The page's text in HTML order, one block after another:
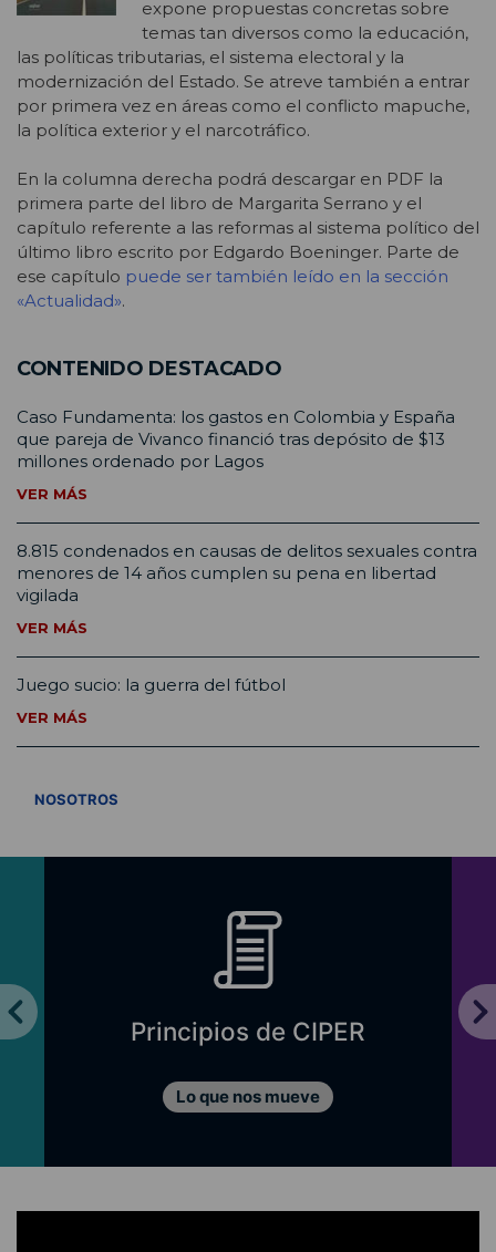
expone propuestas concretas sobre
temas tan diversos como la educación,
las políticas tributarias, el sistema electoral y la
modernización del Estado. Se atreve también a entrar
por primera vez en áreas como el conflicto mapuche,
la política exterior y el narcotráfico.
En la columna derecha podrá descargar en PDF la
primera parte del libro de Margarita Serrano y el
capítulo referente a las reformas al sistema político del
último libro escrito por Edgardo Boeninger. Parte de
ese capítulo puede ser también leído en la sección
«Actualidad».
CONTENIDO DESTACADO
Caso Fundamenta: los gastos en Colombia y España
que pareja de Vivanco financió tras depósito de $13
millones ordenado por Lagos
VER MÁS
8.815 condenados en causas de delitos sexuales contra
menores de 14 años cumplen su pena en libertad
vigilada
VER MÁS
Juego sucio: la guerra del fútbol
VER MÁS
NOSOTROS
Principios de CIPER
Lo que nos mueve